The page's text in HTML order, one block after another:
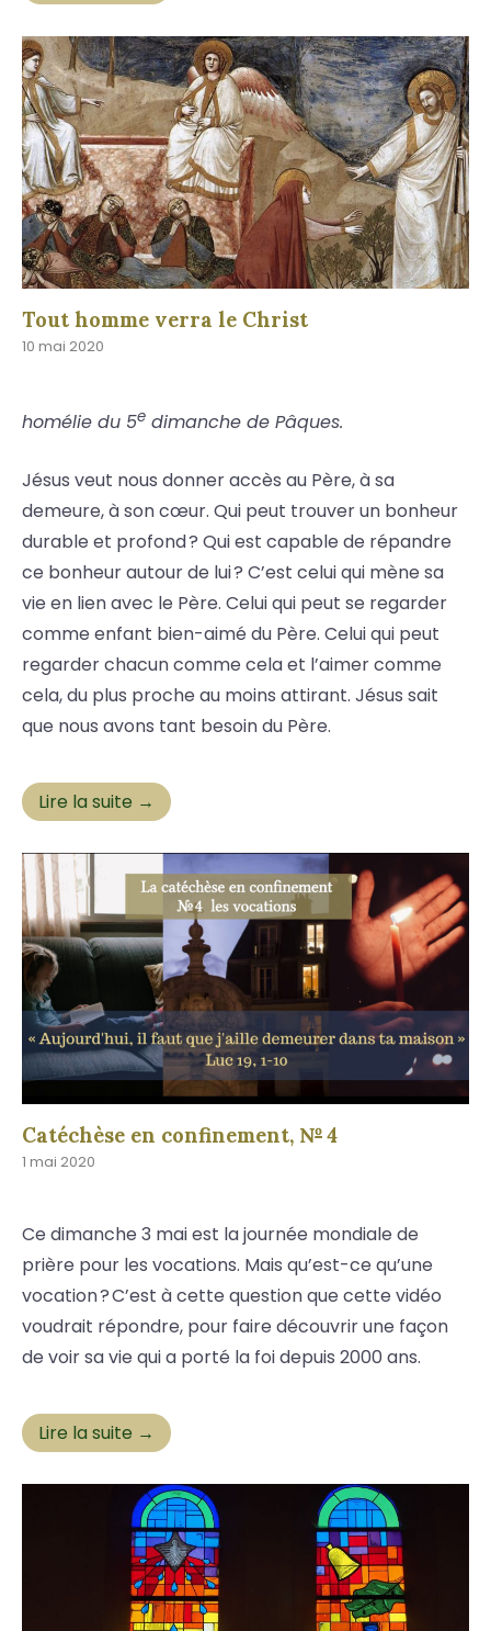
Tout homme verra le Christ
10 mai 2020
homélie du 5e dimanche de Pâques.
Jésus veut nous donner accès au Père, à sa
demeure, à son cœur. Qui peut trouver un bonheur
durable et profond ? Qui est capable de répandre
ce bonheur autour de lui ? C’est celui qui mène sa
vie en lien avec le Père. Celui qui peut se regarder
comme enfant bien-aimé du Père. Celui qui peut
regarder chacun comme cela et l’aimer comme
cela, du plus proche au moins attirant. Jésus sait
que nous avons tant besoin du Père.
Lire la suite →
Catéchèse en confinement, № 4
1 mai 2020
Ce dimanche 3 mai est la journée mondiale de
prière pour les vocations. Mais qu’est-ce qu’une
vocation ? C’est à cette question que cette vidéo
voudrait répondre, pour faire découvrir une façon
de voir sa vie qui a porté la foi depuis 2000 ans.
Lire la suite →